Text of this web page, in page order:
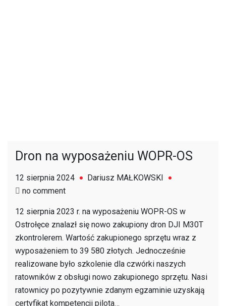
Dron na wyposażeniu WOPR-OS
12 sierpnia 2024
Dariusz MAŁKOWSKI
no commenton
na
wyposażeniu
WOPR-
OS
12 sierpnia 2023 r. na wyposażeniu WOPR-OS w
Ostrołęce znalazł się nowo zakupiony dron DJI M30T
zkontrolerem. Wartość zakupionego sprzętu wraz z
wyposażeniem to 39 580 złotych. Jednocześnie
realizowane było szkolenie dla czwórki naszych
ratowników z obsługi nowo zakupionego sprzętu. Nasi
ratownicy po pozytywnie zdanym egzaminie uzyskają
certyfikat kompetencji pilota…